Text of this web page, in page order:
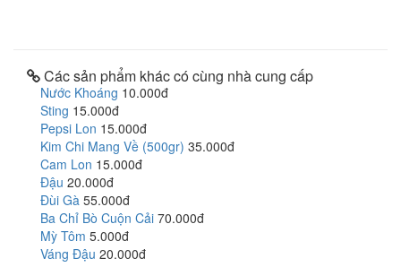
Các sản phẩm khác có cùng nhà cung cấp
Nước Khoáng 10.000đ
Sting 15.000đ
Pepsi Lon 15.000đ
Kim Chi Mang Về (500gr) 35.000đ
Cam Lon 15.000đ
Đậu 20.000đ
Đùi Gà 55.000đ
Ba Chỉ Bò Cuộn Cải 70.000đ
Mỳ Tôm 5.000đ
Váng Đậu 20.000đ